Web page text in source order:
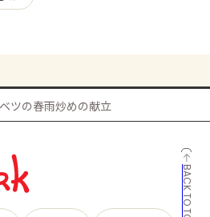
ツの春雨炒めの献立
BACK TO TOP